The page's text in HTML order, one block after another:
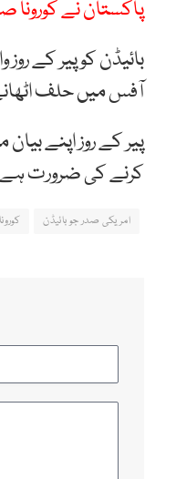
پاکستان نے کورونا
بائیڈن کو پیر کے
آفس میں حلف اٹھانے سے قبل کوویڈ-19
پیر کے روز اپنے
کرنے کی ضرورت ہے
امریکی صدر جو بائیڈن